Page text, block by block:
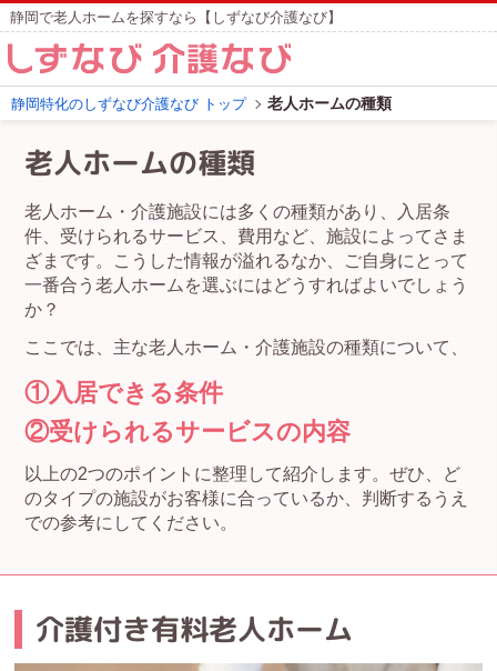
静岡で老人ホームを探すなら【しずなび介護なび】
静岡特化のしずなび介護なび トップ 老人ホームの種類
老人ホームの種類
老人ホーム・介護施設には多くの種類があり、入居条
件、受けられるサービス、費用など、施設によってさま
ざまです。こうした情報が溢れるなか、ご自身にとって
一番合う老人ホームを選ぶにはどうすればよいでしょう
か？
ここでは、主な老人ホーム・介護施設の種類について、
①入居できる条件
②受けられるサービスの内容
以上の2つのポイントに整理して紹介します。ぜひ、ど
のタイプの施設がお客様に合っているか、判断するうえ
での参考にしてください。
介護付き有料老人ホーム